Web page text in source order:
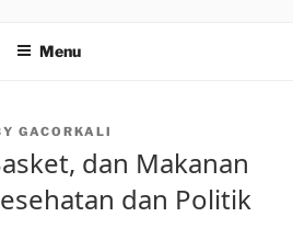
Menu
GACORKALI
dan Makanan
dan Politik